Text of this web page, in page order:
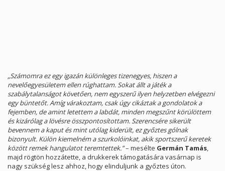
„Számomra ez egy igazán különleges tizenegyes, hiszen a
nevelőegyesületem ellen rúghattam. Sokat állt a játék a
szabálytalanságot követően, nem egyszerű ilyen helyzetben elvégezni
egy büntetőt. Amíg várakoztam, csak úgy cikáztak a gondolatok a
fejemben, de amint letettem a labdát, minden megszűnt körülöttem
és kizárólag a lövésre összpontosítottam. Szerencsére sikerült
bevennem a kaput és mint utólag kiderült, ez győztes gólnak
bizonyult. Külön kiemelném a szurkolóinkat, akik sportszerű keretek
között remek hangulatot teremtettek.”– mesélte Germán Tamás,
majd rögtön hozzátette, a drukkerek támogatására vasárnap is
nagy szükség lesz ahhoz, hogy elinduljunk a győztes úton.